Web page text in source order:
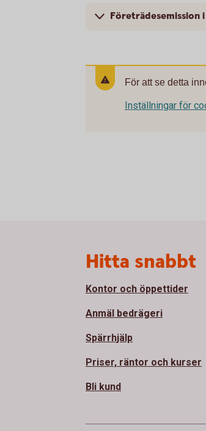
Företrädesemission i
För att se detta
Inställningar för
Hitta snabbt
Kontor och öppettider
Anmäl bedrägeri
Spärrhjälp
Priser, räntor och kurser
Bli kund